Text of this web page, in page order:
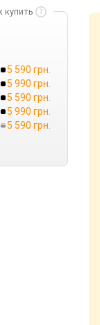
купить
5 590 грн.
5 990 грн.
5 590 грн.
5 990 грн.
5 590 грн.